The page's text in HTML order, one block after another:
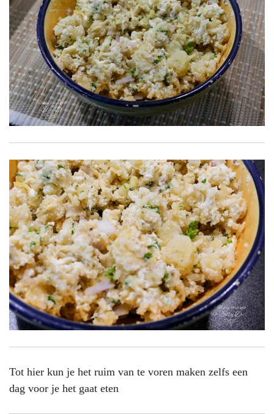
Tot hier kun je het ruim van te voren maken zelfs een
dag voor je het gaat eten